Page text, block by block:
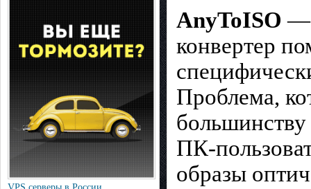
AnyToISO —
конвертер
Проблема,
большинству
ПК-
образы